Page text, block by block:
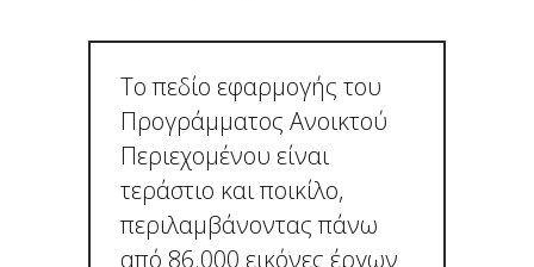
Το πεδίο εφαρμογής του
Προγράμματος Ανοικτού
Περιεχομένου είναι
τεράστιο και ποικίλο,
περιλαμβάνοντας πάνω
από 86.000 εικόνες έργων